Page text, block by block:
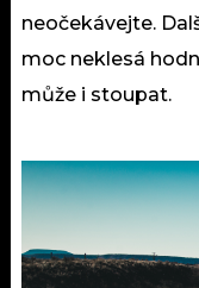
neočekávejte.
moc neklesá
může i stoupat.